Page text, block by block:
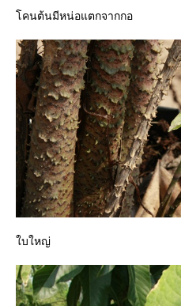
คนต้นมีหน่อแตกจากกอ
บใหญ่